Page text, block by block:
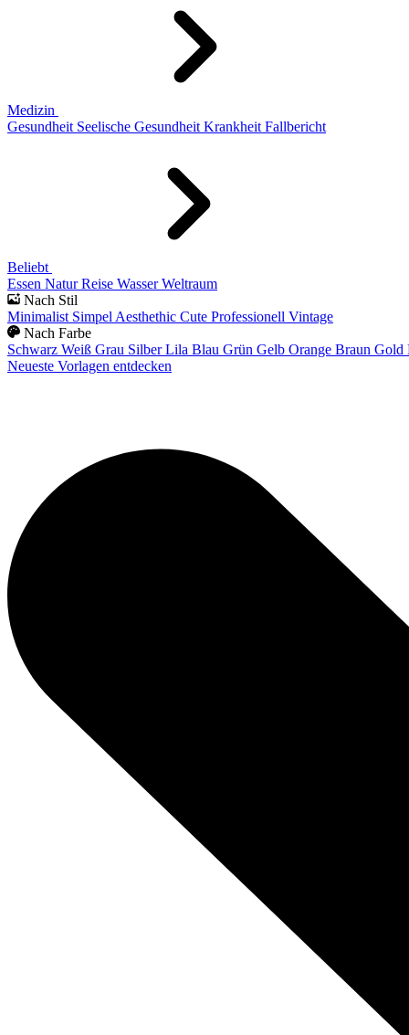
Medizin
Gesundheit Seelische Gesundheit Krankheit Fallbericht
Beliebt
Essen Natur Reise Wasser Weltraum
Nach Stil
Minimalist Simpel Aesthethic Cute Professionell Vintage
Nach Farbe
Schwarz Weiß Grau Silber Lila Blau Grün Gelb Orange Braun Gold
Neueste Vorlagen entdecken